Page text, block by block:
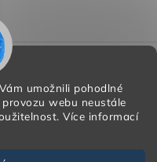
umožnili pohodlné
webu neustále
Více informací
údajů